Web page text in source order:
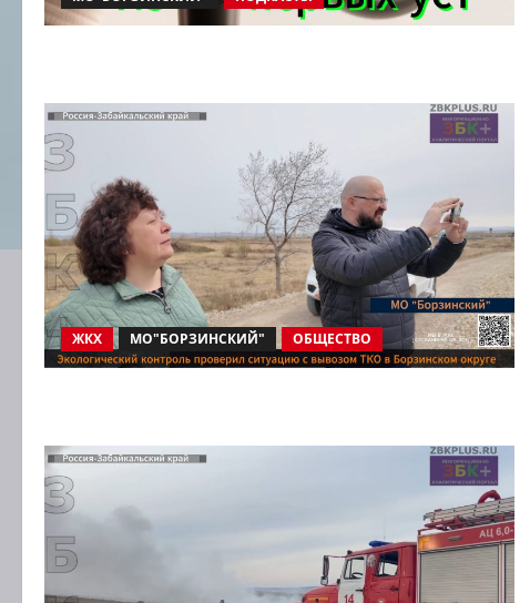
ЖКХ МО"БОРЗИНСКИЙ" ОБЩЕСТВО